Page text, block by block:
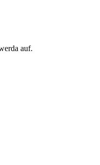
auf.